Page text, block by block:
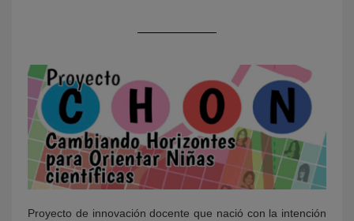
Proyecto de innovación docente que nació con la intención